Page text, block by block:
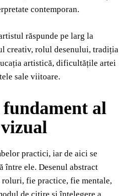
contemporan.
răspunde pe larg la
creativ, rolul desenului, tradiția
artistică, dificultățile artei
sale viitoare.
fundament al
practici, iar de aici se
între ele. Desenul abstract
fie practice, fie mentale,
de citire și înțelegere a